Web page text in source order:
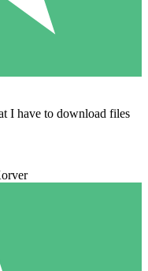
I have to download files